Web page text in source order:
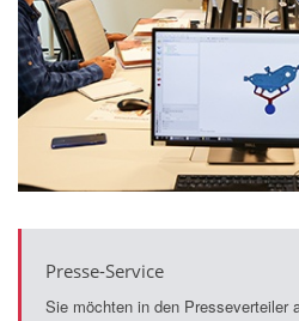
Presse-Service
Sie möchten in den Presseverteiler